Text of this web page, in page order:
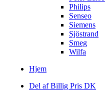
Philips
Senseo
Siemens
Sjöstrand
Smeg
Wilfa
Hjem
Del af Billig Pris DK